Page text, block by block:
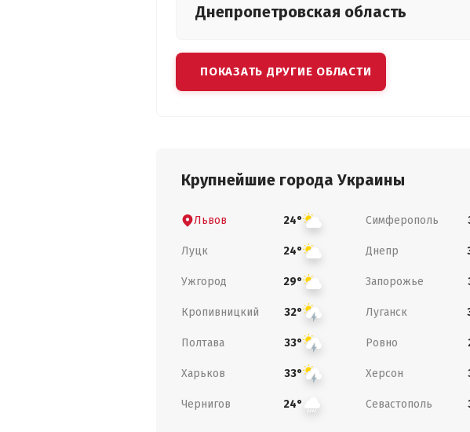
Днепропетровская область
ПОКАЗАТЬ ДРУГИЕ ОБЛАСТИ
Крупнейшие города Украины
Львов 24° Симферополь
Луцк 24° Днепр
Ужгород 29° Запорожье
Кропивницкий 32° Луганск
Полтава 33° Ровно
Харьков 33° Херсон
Чернигов 24° Севастополь